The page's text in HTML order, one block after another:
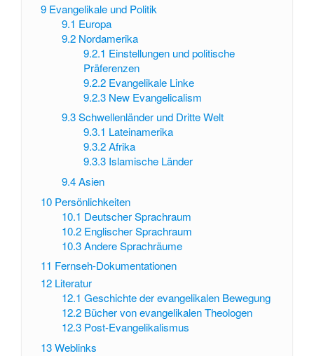
9 Evangelikale und Politik
9.1 Europa
9.2 Nordamerika
9.2.1 Einstellungen und politische
Präferenzen
9.2.2 Evangelikale Linke
9.2.3 New Evangelicalism
9.3 Schwellenländer und Dritte Welt
9.3.1 Lateinamerika
9.3.2 Afrika
9.3.3 Islamische Länder
9.4 Asien
10 Persönlichkeiten
10.1 Deutscher Sprachraum
10.2 Englischer Sprachraum
10.3 Andere Sprachräume
11 Fernseh-Dokumentationen
12 Literatur
12.1 Geschichte der evangelikalen Bewegung
12.2 Bücher von evangelikalen Theologen
12.3 Post-Evangelikalismus
13Weblinks